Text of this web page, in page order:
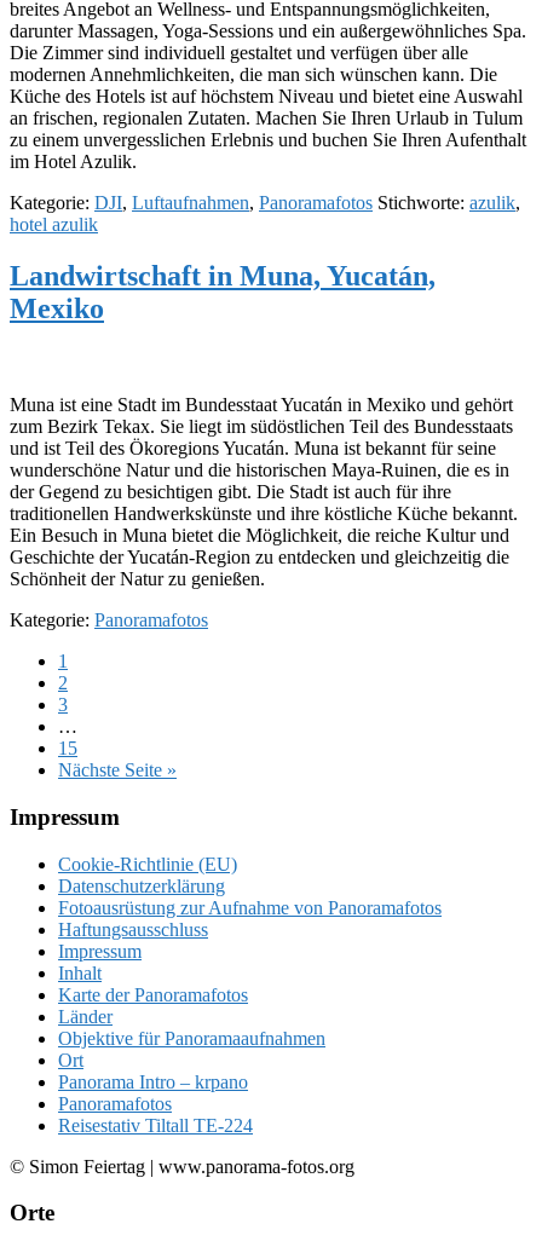
breites Angebot an Wellness- und Entspannungsmöglichkeiten,
darunter Massagen, Yoga-Sessions und ein außergewöhnliches Spa.
Die Zimmer sind individuell gestaltet und verfügen über alle
modernen Annehmlichkeiten, die man sich wünschen kann. Die
Küche des Hotels ist auf höchstem Niveau und bietet eine Auswahl
an frischen, regionalen Zutaten. Machen Sie Ihren Urlaub in Tulum
zu einem unvergesslichen Erlebnis und buchen Sie Ihren Aufenthalt
im Hotel Azulik.
Kategorie: DJI, Luftaufnahmen, Panoramafotos Stichworte: azulik,
hotel azulik
Landwirtschaft in Muna, Yucatán,
Mexiko
Muna ist eine Stadt im Bundesstaat Yucatán in Mexiko und gehört
zum Bezirk Tekax. Sie liegt im südöstlichen Teil des Bundesstaats
und ist Teil des Ökoregions Yucatán. Muna ist bekannt für seine
wunderschöne Natur und die historischen Maya-Ruinen, die es in
der Gegend zu besichtigen gibt. Die Stadt ist auch für ihre
traditionellen Handwerkskünste und ihre köstliche Küche bekannt.
Ein Besuch in Muna bietet die Möglichkeit, die reiche Kultur und
Geschichte der Yucatán-Region zu entdecken und gleichzeitig die
Schönheit der Natur zu genießen.
Kategorie: Panoramafotos
Seite
1
Seite
2
Seite
3
Zwischenseiten
…
Seite
15
Nächste Seite aufrufen
»
Footer
Impressum
Cookie-Richtlinie (EU)
Datenschutzerklärung
Fotoausrüstung zur Aufnahme von Panoramafotos
Haftungsausschluss
Impressum
Inhalt
Karte der Panoramafotos
Länder
Objektive für Panoramaaufnahmen
Ort
Panorama Intro – krpano
Panoramafotos
Reisestativ Tiltall TE-224
© Simon Feiertag | www.panorama-fotos.org
Orte